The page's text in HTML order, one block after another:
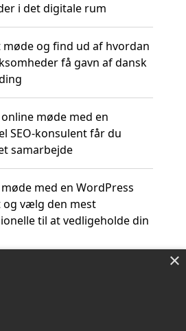
i det digitale rum
møde og find ud af hvordan
få gavn af dansk
møde med en
SEO-konsulent får du
samarbejde
med en WordPress
og vælg den mest
til at vedligeholde din
×